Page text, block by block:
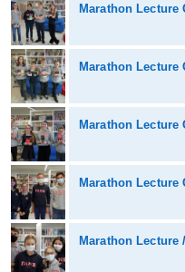
Marathon Lecture
Marathon Lecture
Marathon Lecture
Marathon Lecture
Marathon Lecture